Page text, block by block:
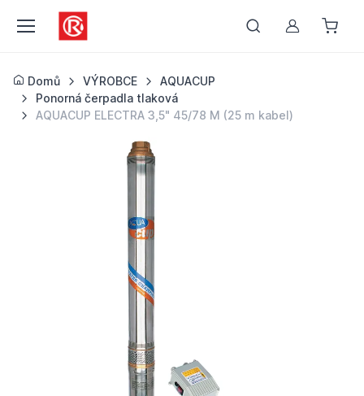
Můj účet
Domů VÝROBCE
AQUACUP
Ponorná čerpadla tlaková
AQUACUP ELECTRA 3,5" 45/78 M (25 m kabel)